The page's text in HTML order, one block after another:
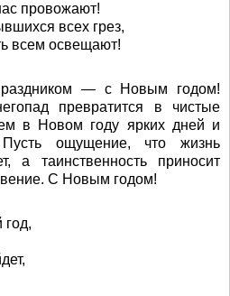
провожают!
всех грез,
всем освещают!
— с Новым годом!
превратится в чистые
в Новом году ярких дней и
ощущение, что жизнь
а таинственность приносит
С Новым годом!